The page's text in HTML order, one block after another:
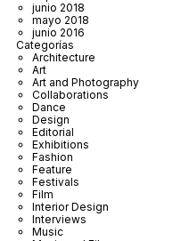
junio 2018
mayo 2018
junio 2016
Categorías
Architecture
Art
Art and Photography
Collaborations
Dance
Design
Editorial
Exhibitions
Fashion
Feature
Festivals
Film
Interior Design
Interviews
Music